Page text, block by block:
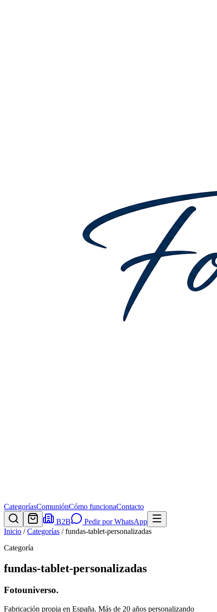
CategoríasComuniónCómo funcionaContacto
B2B
Pedir por WhatsApp
Inicio /Categorías /fundas-tablet-personalizadas
Categoría
fundas-tablet-personalizadas
Fotouniverso.
Fabricación propia en España. Más de 20 años personalizando